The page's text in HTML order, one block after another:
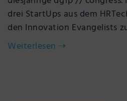
drei StartUps aus dem
den Innovation Evangelists
Weiterlesen ⇢